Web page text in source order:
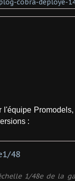
l'équipe
:
48
1/48e de la